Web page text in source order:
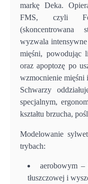
markę Deka.
FMS, czyli
(skoncentrowana
wyzwala intensywne
mięśni, powodując
oraz apoptozę po
wzmocnienie mięśni
Schwarzy
specjalnym,
kształtu brzucha,
Modelowanie
trybach:
aerobowym
tłuszczowej i